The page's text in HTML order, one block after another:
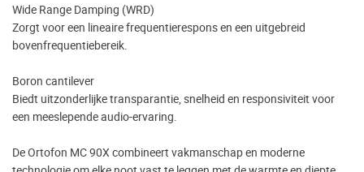
Wide Range Damping (WRD)
Zorgt voor een lineaire frequentierespons en een uitgebreid
bovenfrequentiebereik.
Boron cantilever
Biedt uitzonderlijke transparantie, snelheid en responsiviteit voor
een meeslepende audio-ervaring.
De Ortofon MC 90X combineert vakmanschap en moderne